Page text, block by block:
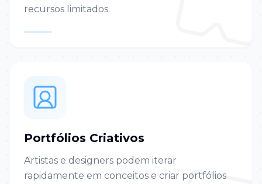
recursos limitados.
Portfólios Criativos
Artistas e designers podem iterar
rapidamente em conceitos e criar portfólios